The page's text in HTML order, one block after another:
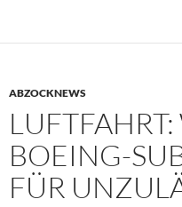
ABZOCKNEWS
BOEING-
FÜR